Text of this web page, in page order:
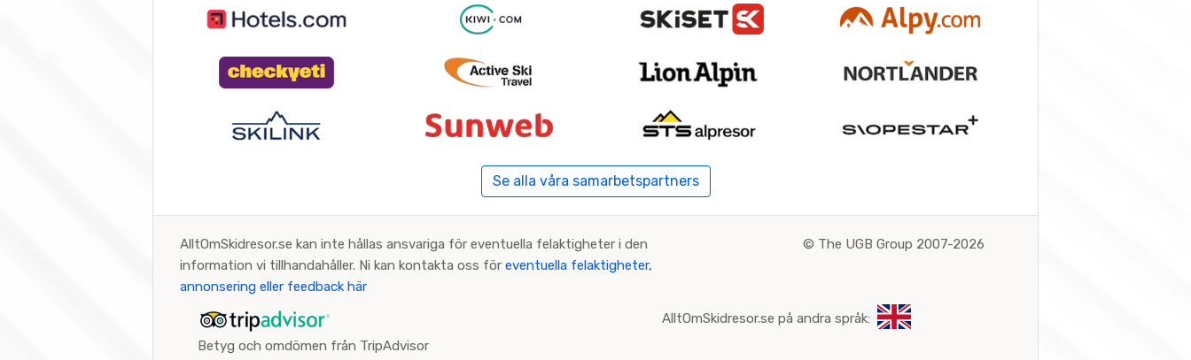
Se alla våra samarbetspartners
AlltOmSkidresor.se kan inte hållas ansvariga för eventuella felaktigheter i den
information vi tillhandahåller. Ni kan kontakta oss för eventuella felaktigheter,
annonsering eller feedback här
© The UGB Group 2007-2026
Betyg och omdömen från TripAdvisor
AlltOmSkidresor.se på andra språk: